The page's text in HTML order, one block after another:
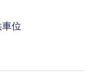
位